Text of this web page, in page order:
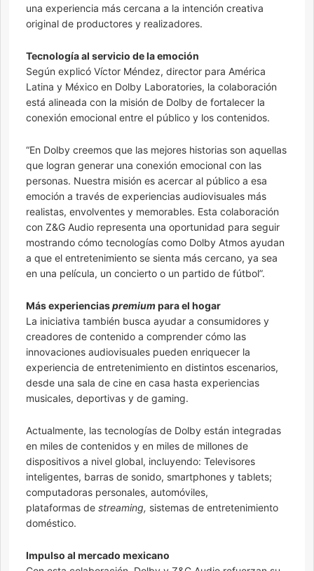
una experiencia más cercana a la intención creativa
original de productores y realizadores.
Tecnología al servicio de la emoción
Según explicó Víctor Méndez, director para América
Latina y México en Dolby Laboratories, la colaboración
está alineada con la misión de Dolby de fortalecer la
conexión emocional entre el público y los contenidos.
“En Dolby creemos que las mejores historias son aquellas
que logran generar una conexión emocional con las
personas. Nuestra misión es acercar al público a esa
emoción a través de experiencias audiovisuales más
realistas, envolventes y memorables. Esta colaboración
con Z&G Audio representa una oportunidad para seguir
mostrando cómo tecnologías como Dolby Atmos ayudan
a que el entretenimiento se sienta más cercano, ya sea
en una película, un concierto o un partido de fútbol”.
Más experienciaspremiumpara el hogar
La iniciativa también busca ayudar a consumidores y
creadores de contenido a comprender cómo las
innovaciones audiovisuales pueden enriquecer la
experiencia de entretenimiento en distintos escenarios,
desde una sala de cine en casa hasta experiencias
musicales, deportivas y de gaming.
Actualmente, las tecnologías de Dolby están integradas
en miles de contenidos y en miles de millones de
dispositivos a nivel global, incluyendo: Televisores
inteligentes, barras de sonido, smartphones y tablets;
computadoras personales, automóviles,
plataformas de streaming, sistemas de entretenimiento
doméstico.
Impulso al mercado mexicano